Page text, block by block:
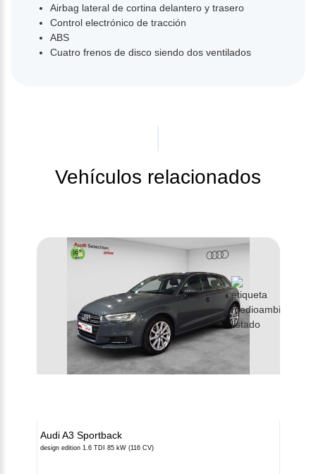
Airbag lateral de cortina delantero y trasero
Control electrónico de tracción
ABS
Cuatro frenos de disco siendo dos ventilados
Vehículos relacionados
AudiA3 Sportback
design edition 1.6 TDI 85 kW (116 CV)
C/ Chiclana s/n Zona Franca
- 11011 Cádiz (Cádiz)